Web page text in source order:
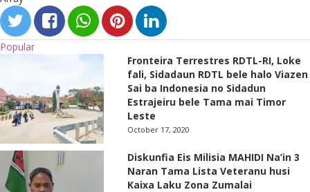
Popular
Fronteira Terrestres RDTL-RI, Loke
fali, Sidadaun RDTL bele halo Viazen
Sai ba Indonesia no Sidadun
Estrajeiru bele Tama mai Timor
Leste
October 17, 2020
Diskunfia Eis Milisia MAHIDI Na’in 3
Naran Tama Lista Veteranu husi
Kaixa Laku Zona Zumalai